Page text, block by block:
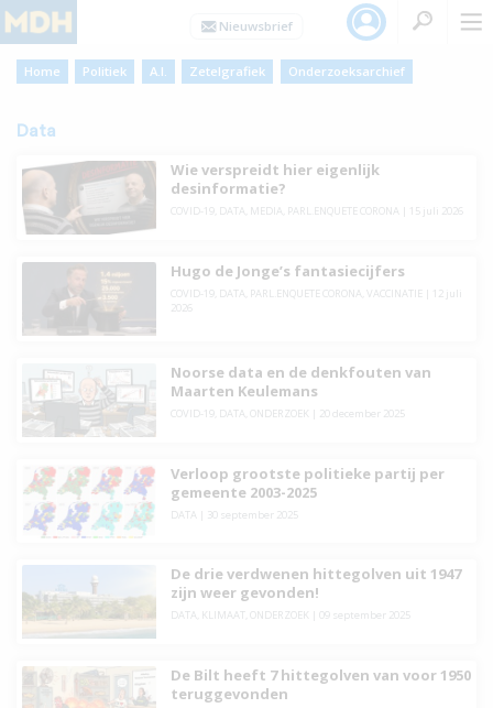
Home Politiek A.I. Zetelgrafiek Onderzoeksarchief
Data
Wie verspreidt hier eigenlijk
desinformatie?
COVID-19, DATA MEDIA PARL.ENQUETE CORONA 15 juli 2026
Hugo de Jonge’s fantasiecijfers
COVID-19, DATA PARL.ENQUETE CORONA VACCINATIE
12 juli
2026
Noorse data en de denkfouten van
Maarten Keulemans
COVID-19, DATA ONDERZOEK 20 december 2025
Verloop grootste politieke partij per
gemeente 2003-2025
DATA 30 september 2025
De drie verdwenen hittegolven uit 1947
zijn weer gevonden!
DATA KLIMAAT ONDERZOEK 09 september 2025
De Bilt heeft 7 hittegolven van voor 1950
teruggevonden